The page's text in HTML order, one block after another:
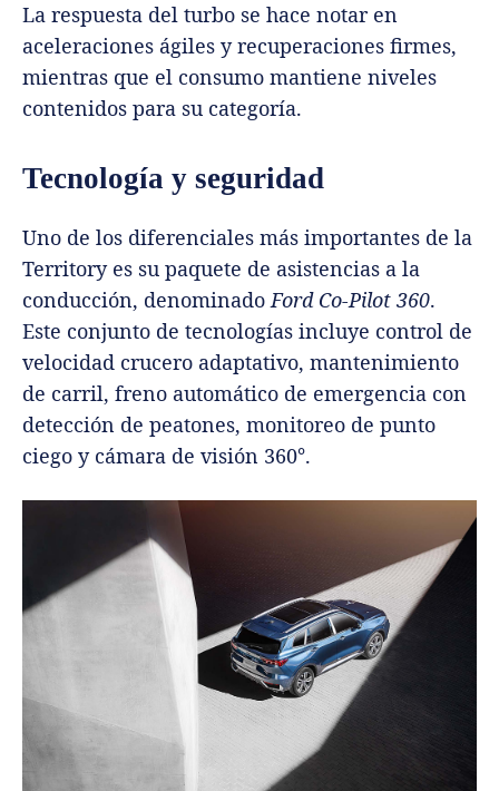
La respuesta del turbo se hace notar en
aceleraciones ágiles y recuperaciones firmes,
mientras que el consumo mantiene niveles
contenidos para su categoría.
Tecnología y seguridad
Uno de los diferenciales más importantes de la
Territory es su paquete de asistencias a la
conducción, denominado Ford Co-Pilot 360.
Este conjunto de tecnologías incluye control de
velocidad crucero adaptativo, mantenimiento
de carril, freno automático de emergencia con
detección de peatones, monitoreo de punto
ciego y cámara de visión 360°.